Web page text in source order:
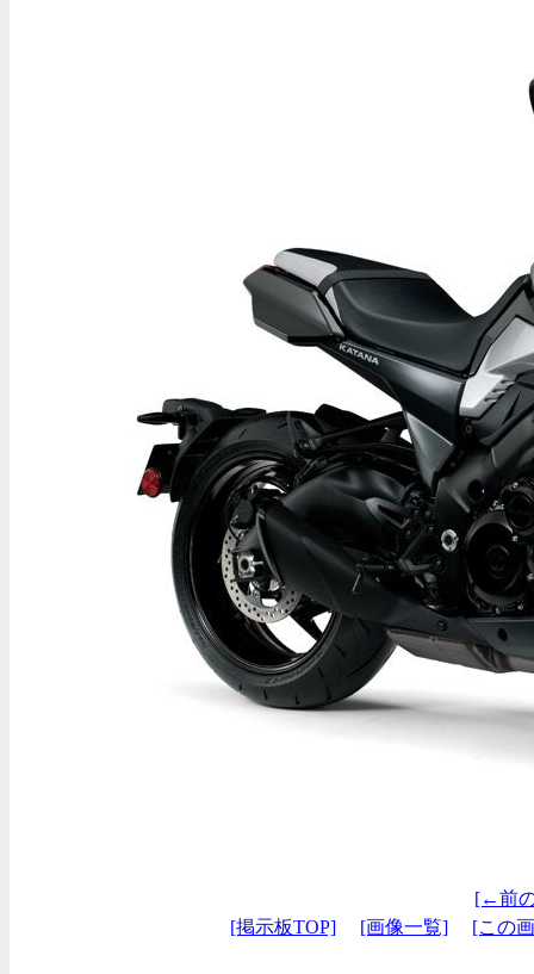
[←前
[掲示板TOP]
[画像一覧] [この